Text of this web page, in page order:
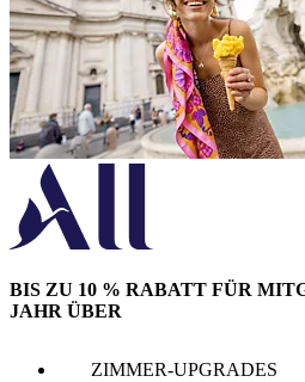
BIS ZU 10 % RABATT FÜR
JAHR ÜBER
ZIMMER-UPGRADES